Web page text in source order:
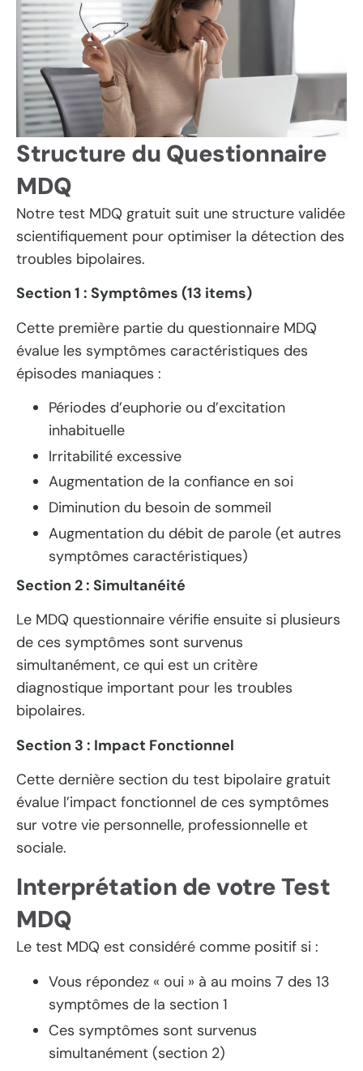
Structure du Questionnaire
MDQ
Notre test MDQ gratuit suit une structure validée
scientifiquement pour optimiser la détection des
troubles bipolaires.
Section 1 : Symptômes (13 items)
Cette première partie du questionnaire MDQ
évalue les symptômes caractéristiques des
épisodes maniaques :
Périodes d’euphorie ou d’excitation
inhabituelle
Irritabilité excessive
Augmentation de la confiance en soi
Diminution du besoin de sommeil
Augmentation du débit de parole (et autres
symptômes caractéristiques)
Section 2 : Simultanéité
Le MDQ questionnaire vérifie ensuite si plusieurs
de ces symptômes sont survenus
simultanément, ce qui est un critère
diagnostique important pour les troubles
bipolaires.
Section 3 : Impact Fonctionnel
Cette dernière section du test bipolaire gratuit
évalue l’impact fonctionnel de ces symptômes
sur votre vie personnelle, professionnelle et
sociale.
Interprétation de votre Test
MDQ
Le test MDQ est considéré comme positif si :
Vous répondez « oui » à au moins 7 des 13
symptômes de la section 1
Ces symptômes sont survenus
simultanément (section 2)